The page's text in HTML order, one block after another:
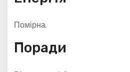
Помірна.
Поради